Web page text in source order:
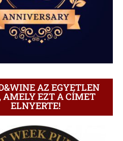
AZ EGYETLEN
AMELY EZT A CÍMET
ELNYERTE!